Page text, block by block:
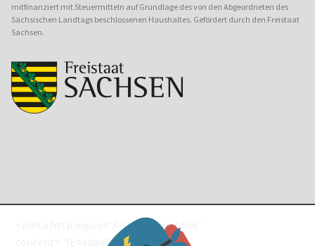
mitfinanziert mit Steuermitteln auf Grundlage des von den Abgeordneten des
Sächsischen Landtags beschlossenen Haushaltes. Gefördert durch den Freistaat
Sachsen.
<meta http-equiv="X-UA-Compatible"
content="IE=edge"> <!--[if IE]>